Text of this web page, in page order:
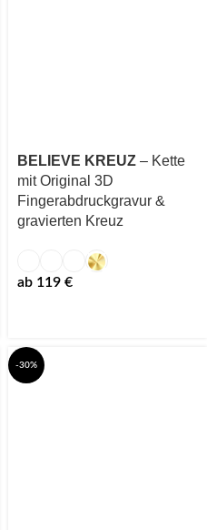
BELIEVE KREUZ – Kette
mit Original 3D
Fingerabdruckgravur &
gravierten Kreuz
ab 119 €
-30%